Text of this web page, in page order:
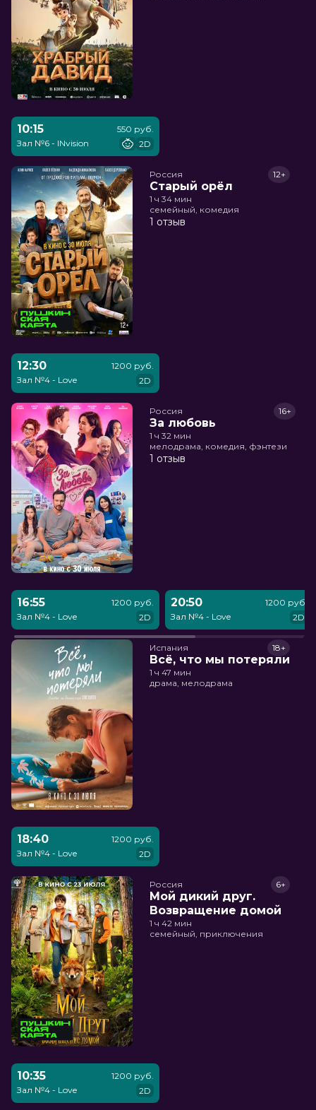
10:15
Зал №6 - INvision
550 руб.
2D
Россия
Старый орёл
12+
1 ч 34 мин
семейный, комедия
1 отзыв
12:30
Зал №4 - Love
1200 руб.
2D
Россия
За любовь
16+
1 ч 32 мин
мелодрама, комедия, фэнтези
1 отзыв
16:55
Зал №4 - Love
1200 руб.
2D
20:50
Зал №4 - Love
1200 руб.
2D
Испания
Всё, что мы потеряли
18+
1 ч 47 мин
драма, мелодрама
18:40
Зал №4 - Love
1200 руб.
2D
Россия
Мой дикий друг.
Возвращение домой
6+
1 ч 42 мин
семейный, приключения
10:35
Зал №4 - Love
1200 руб.
2D